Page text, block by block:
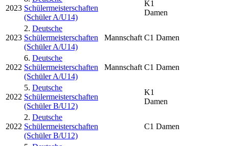
2023 Schülermeisterschaften
(Schüler A/U14)
K1
Damen
2023
2. Deutsche
Schülermeisterschaften
(Schüler A/U14)
Mannschaft C1 Damen
2022
6. Deutsche
Schülermeisterschaften
(Schüler A/U14)
Mannschaft C1 Damen
2022
5. Deutsche
Schülermeisterschaften
(Schüler B/U12)
K1
Damen
2022
2. Deutsche
Schülermeisterschaften
(Schüler B/U12)
C1 Damen